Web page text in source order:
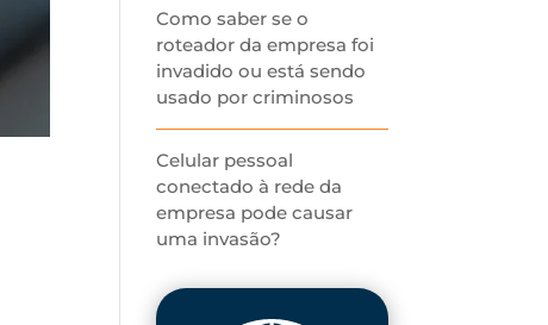
Como saber se o
roteador da empresa foi
invadido ou está sendo
usado por criminosos
Celular pessoal
conectado à rede da
empresa pode causar
uma invasão?